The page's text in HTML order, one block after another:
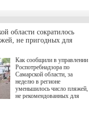
Волкова в роли родителей.
Режиссер-постановщик
проекта — Егор Чичканов
(сериалы "Комбинация", "И
подорожания было понятно,
где именно цена "поехала"
вверх и кто её разогнал.
области сократилось
не пригодных для
Как сообщили в управлении
Роспотребнадзора по
Самарской области, за
неделю в регионе
уменьшилось число пляжей,
не рекомендованных для